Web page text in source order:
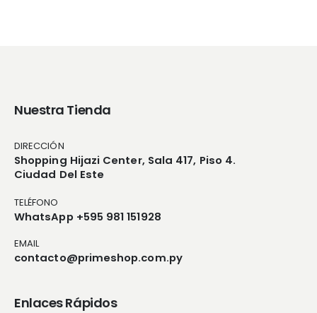
Nuestra Tienda
DIRECCIÓN
Shopping Hijazi Center, Sala 417, Piso 4.
Ciudad Del Este
TELÉFONO
WhatsApp +595 981 151928
EMAIL
contacto@primeshop.com.py
Enlaces Rápidos